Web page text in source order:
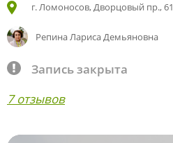
г. Ломоносов, Дворцовый пр., 61
Репина Лариса Демьяновна
Запись закрыта
7 отзывов